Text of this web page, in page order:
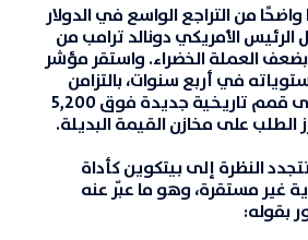
من التراجع الواسع في الدولار
الرئيس الأمريكي دونالد ترامب من
العملة الخضراء. واستقر مؤشر
في أربع سنوات، بالتزامن
مع صعود الذهب إلى قمم تاريخية جديدة فوق 5,200
الطلب على مخازن القيمة البديلة.
النظرة إلى بيتكوين كأداة
غير مستقرة، وهو ما عبّر عنه
بقوله: